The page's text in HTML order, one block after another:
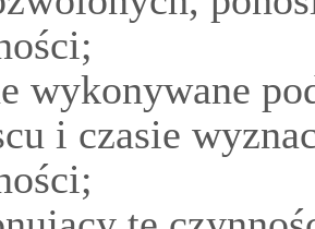
wykonywane
i czasie